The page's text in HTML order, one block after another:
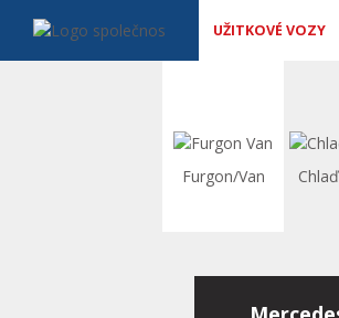
UŽITKOVÉ VOZY
Furgon/Van